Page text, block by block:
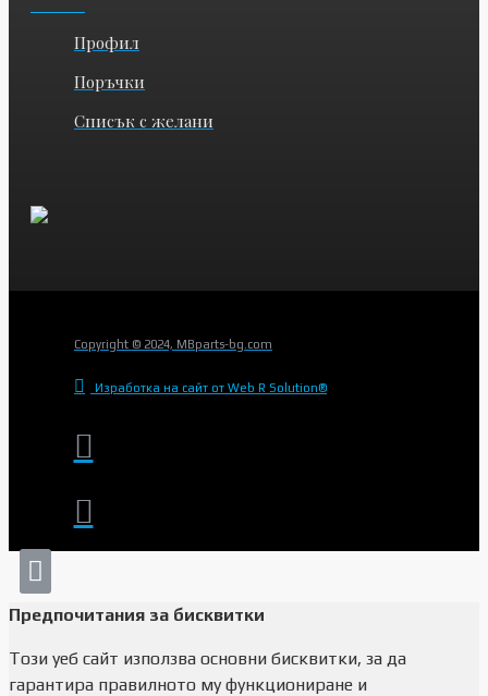
Профил
Поръчки
Списък с желани
Copyright © 2024, MBparts-bg.com
Изработка на сайт от Web R Solution®
Предпочитания за бисквитки
Този уеб сайт използва основни бисквитки, за да
гарантира правилното му функциониране и